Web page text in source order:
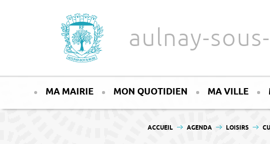
aulnay-
MA MAIRIE MON QUOTIDIEN MA VILLE
VOUS ÊTES ICI :
ACCUEIL AGENDA LOISIRS